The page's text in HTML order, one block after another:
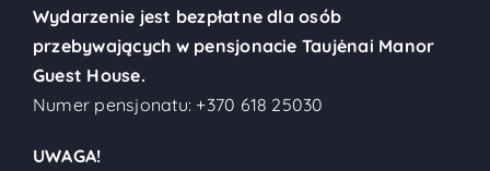
Wydarzenie jest bezpłatne dla osób
przebywających w pensjonacie Taujėnai Manor
Guest House.
Numer pensjonatu:+370 618 25030
UWAGA!